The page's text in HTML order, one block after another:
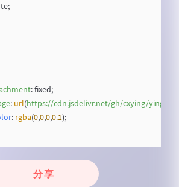
: fixed;
: url(https://cdn.jsdelivr.net/gh/cxying/ying-
: rgba(0,0,0,0.1);
分享